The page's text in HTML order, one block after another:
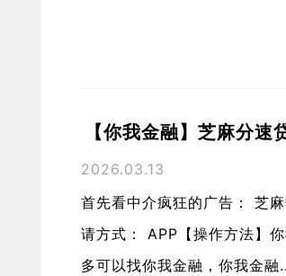
【你我金融】芝麻分
2026.03.13
首先看中介疯狂的广告： 芝
请方式： APP【操作方法】
多可以找你我金融，你我金融